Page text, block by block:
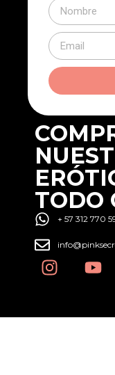
TODO
+ 57 312 770